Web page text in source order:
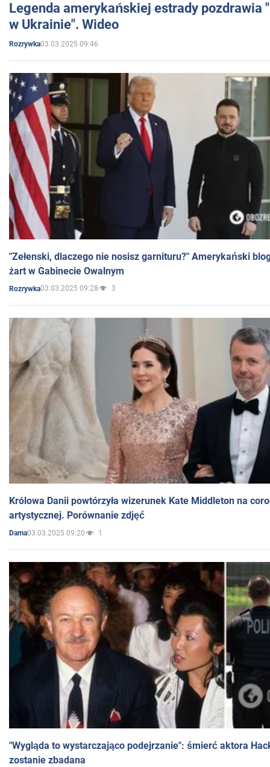
Legenda amerykańskiej estrady pozdrawia
w Ukrainie". Wideo
Rozrywka03.03.2025 09:46
"Zełenski, dlaczego nie nosisz garnituru?" Amerykański
żart w Gabinecie Owalnym
Rozrywka03.03.2025 09:28 3
Królowa Danii powtórzyła wizerunek Kate Middleton na
artystycznej. Porównanie zdjęć
Dama03.03.2025 09:20 1
"Wygląda to wystarczająco podejrzanie": śmierć aktora
zostanie zbadana